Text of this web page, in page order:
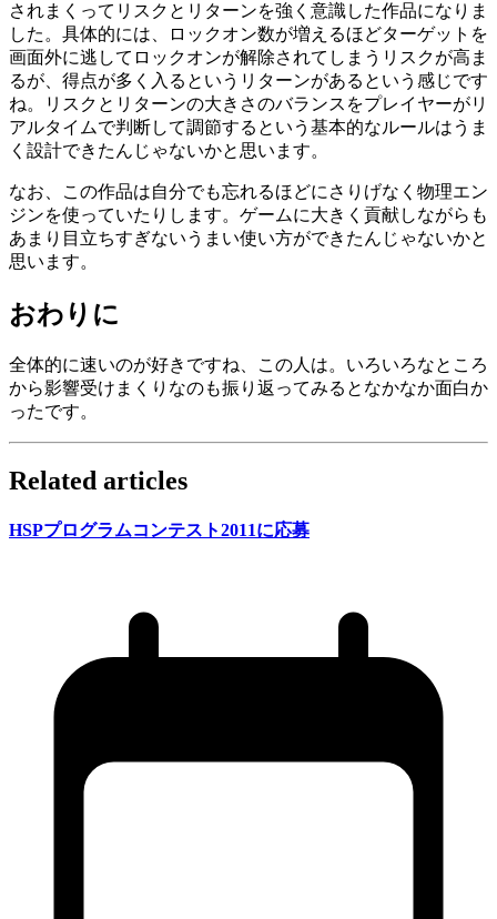
されまくってリスクとリターンを強く意識した作品になりま
した。具体的には、ロックオン数が増えるほどターゲットを
画面外に逃してロックオンが解除されてしまうリスクが高ま
るが、得点が多く入るというリターンがあるという感じです
ね。リスクとリターンの大きさのバランスをプレイヤーがリ
アルタイムで判断して調節するという基本的なルールはうま
く設計できたんじゃないかと思います。
なお、この作品は自分でも忘れるほどにさりげなく物理エン
ジンを使っていたりします。ゲームに大きく貢献しながらも
あまり目立ちすぎないうまい使い方ができたんじゃないかと
思います。
おわりに
全体的に速いのが好きですね、この人は。いろいろなところ
から影響受けまくりなのも振り返ってみるとなかなか面白か
ったです。
Related articles
HSPプログラムコンテスト2011に応募